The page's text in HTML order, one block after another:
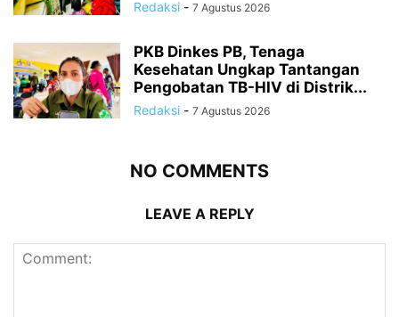
Redaksi - 7 Agustus 2026
PKB Dinkes PB, Tenaga
Kesehatan Ungkap Tantangan
Pengobatan TB-HIV di Distrik...
Redaksi - 7 Agustus 2026
NO COMMENTS
LEAVE A REPLY